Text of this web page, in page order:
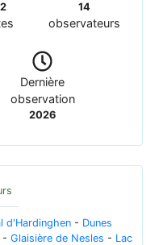
14
observateurs
Dernière
observation
2026
d'Hardinghen - Dunes
- Glaisière de Nesles - Lac